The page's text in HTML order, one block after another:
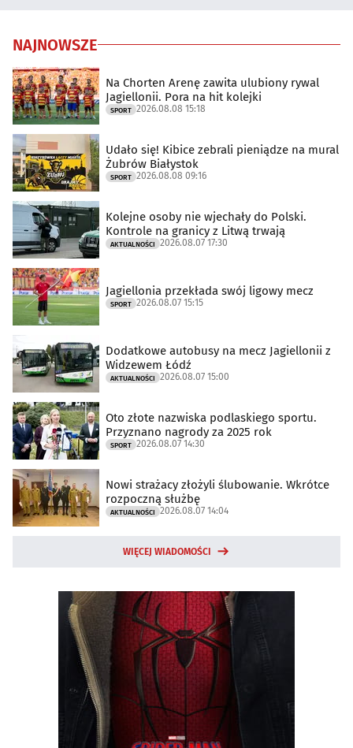
NAJNOWSZE
Na Chorten Arenę zawita ulubiony rywal
Jagiellonii. Pora na hit kolejki
SPORT 2026.08.08 15:18
Udało się! Kibice zebrali pieniądze na mural
Żubrów Białystok
SPORT 2026.08.08 09:16
Kolejne osoby nie wjechały do Polski.
Kontrole na granicy z Litwą trwają
AKTUALNOŚCI 2026.08.07 17:30
Jagiellonia przekłada swój ligowy mecz
SPORT 2026.08.07 15:15
Dodatkowe autobusy na mecz Jagiellonii z
Widzewem Łódź
AKTUALNOŚCI 2026.08.07 15:00
Oto złote nazwiska podlaskiego sportu.
Przyznano nagrody za 2025 rok
SPORT 2026.08.07 14:30
Nowi strażacy złożyli ślubowanie. Wkrótce
rozpoczną służbę
AKTUALNOŚCI 2026.08.07 14:04
WIĘCEJ WIADOMOŚCI